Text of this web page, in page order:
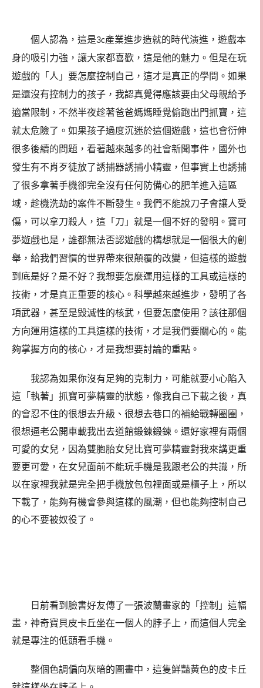
個人認為，這是3c產業進步造就的時代演進，遊戲本
身的吸引力強，讓大家都喜歡，這是他的魅力。但是在玩
遊戲的「人」要怎麼控制自己，這才是真正的學問。如果
是還沒有控制力的孩子，我認真覺得應該要由父母親給予
適當限制，不然半夜趁著爸爸媽媽睡覺偷跑出門抓寶，這
就太危險了。如果孩子過度沉迷於這個遊戲，這也會衍伸
很多後續的問題，看著越來越多的社會新聞事件，國外也
發生有不肖歹徒放了誘捕器誘捕小精靈，但事實上也誘捕
了很多拿著手機卻完全沒有任何防備心的肥羊進入這區
域，趁機洗劫的案件不斷發生。我們不能說刀子會讓人受
傷，可以拿刀殺人，這「刀」就是一個不好的發明。寶可
夢遊戲也是，誰都無法否認遊戲的構想就是一個很大的創
舉，給我們習慣的世界帶來很顛覆的改變，但這樣的遊戲
到底是好？是不好？我想要怎麼運用這樣的工具或這樣的
技術，才是真正重要的核心。科學越來越進步，發明了各
項武器，甚至是毀滅性的核武，但要怎麼使用？該往那個
方向運用這樣的工具這樣的技術，才是我們要關心的。能
夠掌握方向的核心，才是我想要討論的重點。
我認為如果你沒有足夠的克制力，可能就要小心陷入
這「執著」抓寶可夢精靈的狀態，像我自己下載之後，真
的會忍不住的很想去升級、很想去巷口的補給戰轉圈圈，
很想逼老公開車載我出去道館鍛鍊鍛鍊。還好家裡有兩個
可愛的女兒，因為雙胞胎女兒比寶可夢精靈對我來講更重
要更可愛，在女兒面前不能玩手機是我跟老公的共識，所
以在家裡我就是完全把手機放包包裡面或是櫃子上，所以
下載了，能夠有機會參與這樣的風潮，但也能夠控制自己
的心不要被奴役了。
日前看到臉書好友傳了一張波蘭畫家的「控制」這幅
畫，神奇寶貝皮卡丘坐在一個人的脖子上，而這個人完全
就是專注的低頭看手機。
整個色調偏向灰暗的圖畫中，這隻鮮豔黃色的皮卡丘